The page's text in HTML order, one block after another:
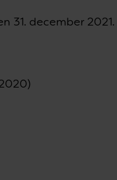
31. december 2021.